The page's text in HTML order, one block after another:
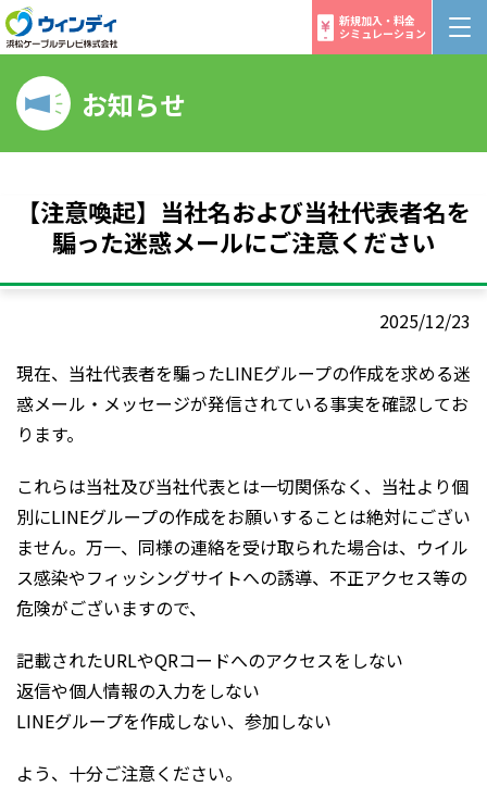
新規加入・料金
シミュレーション
お知らせ
【注意喚起】当社名および当社代表者名を
騙った迷惑メールにご注意ください
2025/12/23
現在、当社代表者を騙ったLINEグループの作成を求める迷
惑メール・メッセージが発信されている事実を確認してお
ります。
これらは当社及び当社代表とは一切関係なく、当社より個
別にLINEグループの作成をお願いすることは絶対にござい
ません。万一、同様の連絡を受け取られた場合は、ウイル
ス感染やフィッシングサイトへの誘導、不正アクセス等の
危険がございますので、
記載されたURLやQRコードへのアクセスをしない
返信や個人情報の入力をしない
LINEグループを作成しない、参加しない
よう、十分ご注意ください。